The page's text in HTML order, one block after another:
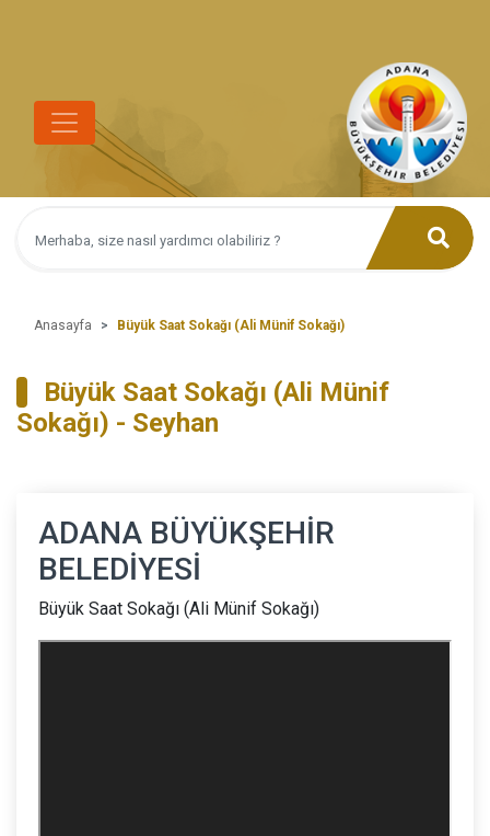
Anasayfa Büyük Saat Sokağı (Ali Münif Sokağı)
Büyük Saat Sokağı (Ali Münif
Sokağı) - Seyhan
ADANA BÜYÜKŞEHİR
BELEDİYESİ
Büyük Saat Sokağı (Ali Münif Sokağı)